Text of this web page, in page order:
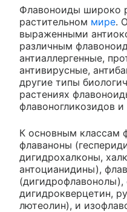
Флавоноиды широко
растительном мире.
выраженными
различным
антиаллергенные,
антивирусные,
другие типы
растениях
флавоногликозидов
К основным классам
флаваноны
дигидрохалконы,
антоцианидины),
(дигидрофлавонолы),
дигидрокверцетин,
лютеолин), и